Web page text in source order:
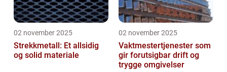
02 november 2025
Strekkmetall: Et allsidig
og solid materiale
02 november 2025
Vaktmestertjenester som
gir forutsigbar drift og
trygge omgivelser